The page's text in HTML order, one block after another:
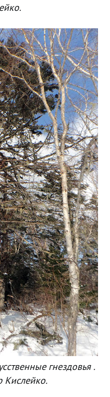
гнездовья .
Кислейко.